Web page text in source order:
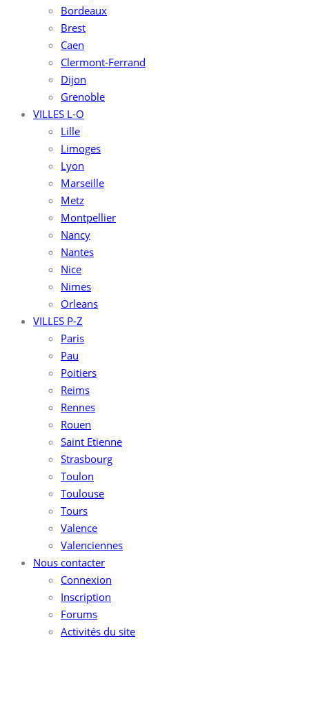
Bordeaux
Brest
Caen
Clermont-Ferrand
Dijon
Grenoble
VILLES L-O
Lille
Limoges
Lyon
Marseille
Metz
Montpellier
Nancy
Nantes
Nice
Nimes
Orleans
VILLES P-Z
Paris
Pau
Poitiers
Reims
Rennes
Rouen
Saint Etienne
Strasbourg
Toulon
Toulouse
Tours
Valence
Valenciennes
Nous contacter
Connexion
Inscription
Forums
Activités du site